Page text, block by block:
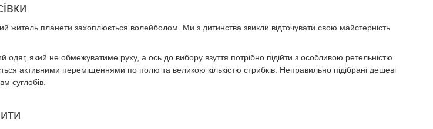
житель планети захоплюється волейболом. Ми з дитинства звикли відточувати свою майстерність
одяг, який не обмежуватиме руху, а ось до вибору взуття потрібно підійти з особливою ретельністю.
активними переміщеннями по полю та великою кількістю стрибків. Неправильно підібрані дешеві
суглобів.